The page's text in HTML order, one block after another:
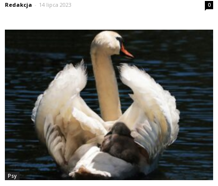
Redakcja - 14 lipca 2023 0
Psy